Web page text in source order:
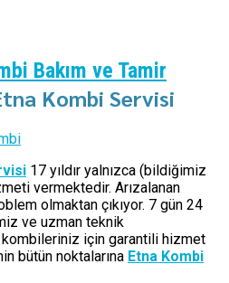
Bakım ve Tamir
Kombi Servisi
17 yıldır yalnızca (bildiğimiz
vermektedir. Arızalanan
olmaktan çıkıyor. 7 gün 24
ve uzman teknik
için garantili hizmet
bütün noktalarına Etna Kombi